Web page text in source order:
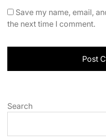
Save my name, email,
the next time I comment.
Search